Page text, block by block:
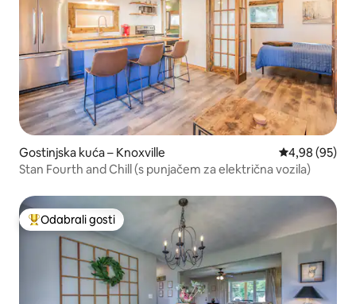
Gostinjska kuća – Knoxville Prosječna
4,98 (95)
Stan Fourth and Chill (s punjačem za električna vozila)
Među najviše rangiranima s oznakom „Odabrali gosti”
Odabrali gosti